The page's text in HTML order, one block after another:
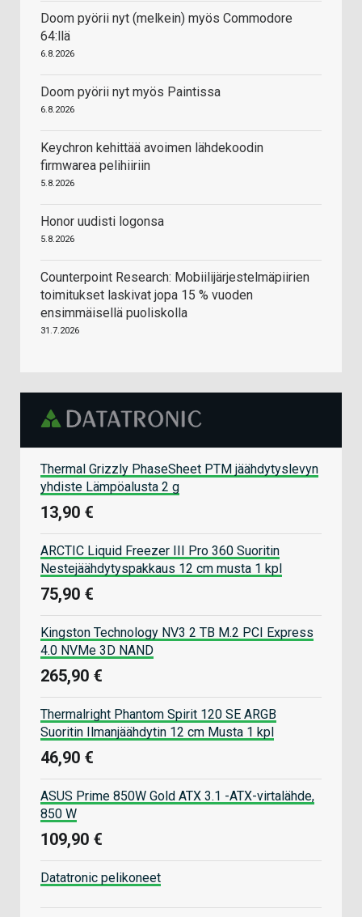
Doom pyörii nyt (melkein) myös Commodore
64:llä
6.8.2026
Doom pyörii nyt myös Paintissa
6.8.2026
Keychron kehittää avoimen lähdekoodin
firmwarea pelihiiriin
5.8.2026
Honor uudisti logonsa
5.8.2026
Counterpoint Research: Mobiilijärjestelmäpiirien
toimitukset laskivat jopa 15 % vuoden
ensimmäisellä puoliskolla
31.7.2026
Thermal Grizzly PhaseSheet PTM jäähdytyslevyn
yhdiste Lämpöalusta 2 g
13,90 €
ARCTIC Liquid Freezer III Pro 360 Suoritin
Nestejäähdytyspakkaus 12 cm musta 1 kpl
75,90 €
Kingston Technology NV3 2 TB M.2 PCI Express
4.0 NVMe 3D NAND
265,90 €
Thermalright Phantom Spirit 120 SE ARGB
Suoritin Ilmanjäähdytin 12 cm Musta 1 kpl
46,90 €
ASUS Prime 850W Gold ATX 3.1 -ATX-virtalähde,
850 W
109,90 €
Datatronic pelikoneet